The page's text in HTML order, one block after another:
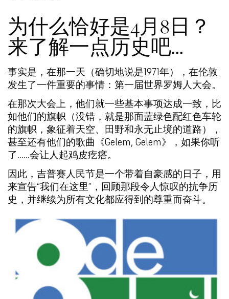
为什么恰好是4月8日？
来了解一点历史吧…
事实是，在那一天（确切地说是1971年），在伦敦
发生了一件重要的事情：第一届世界罗姆人大会。
在那次大会上，他们就一些基本事项达成一致，比
如他们的旗帜（没错，就是那面蓝绿色配红色车轮
的旗帜，象征着天空、田野和永无止境的道路），
甚至还有他们的歌曲《Gelem, Gelem》，如果你听
了……会让人起鸡皮疙瘩。
因此，吉普赛人民节是一个带着自豪感的日子，用
来宣告“我们在这里”，回顾那段令人惊叹的抗争历
史，并继续为所有文化都应得到的尊重而奋斗。